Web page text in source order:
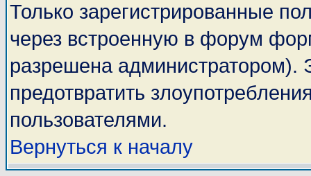
Только зарегистрированные
через встроенную в форум
разрешена администратором).
предотвратить
пользователями.
Вернуться к началу